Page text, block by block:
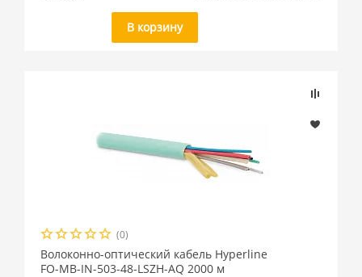
В корзину
(0)
Волоконно-оптический кабель Hyperline
FO-MB-IN-503-48-LSZH-AQ 2000 м